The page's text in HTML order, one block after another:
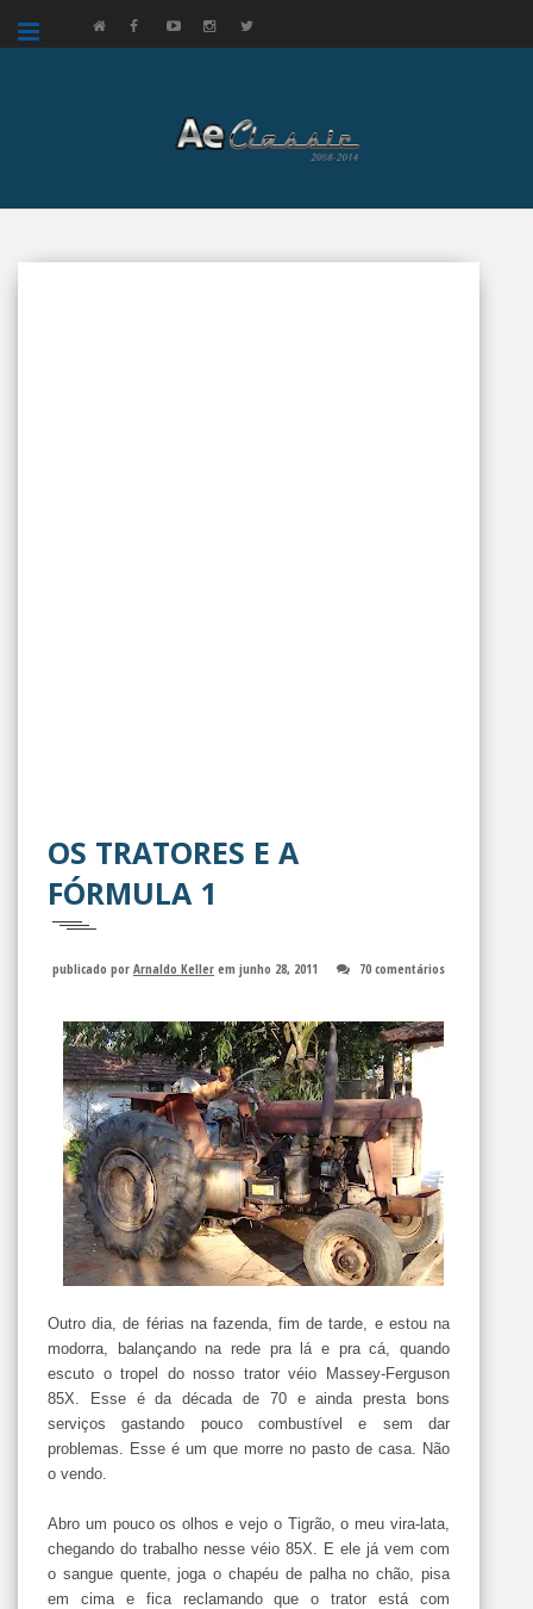
OS TRATORES E A
FÓRMULA 1
publicado por Arnaldo Keller em junho 28, 2011 70 comentários
Outro dia, de férias na fazenda, fim de tarde, e estou na
modorra, balançando na rede pra lá e pra cá, quando
escuto o tropel do nosso trator véio Massey-Ferguson
85X. Esse é da década de 70 e ainda presta bons
serviços gastando pouco combustível e sem dar
problemas. Esse é um que morre no pasto de casa. Não
o vendo.
Abro um pouco os olhos e vejo o Tigrão, o meu vira-lata,
chegando do trabalho nesse véio 85X. E ele já vem com
o sangue quente, joga o chapéu de palha no chão, pisa
em cima e fica reclamando que o trator está com